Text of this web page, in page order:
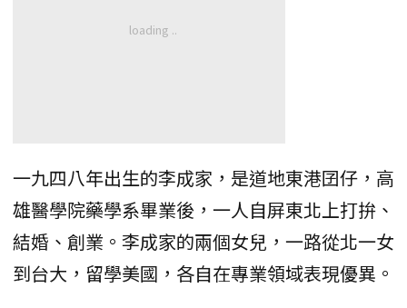
一九四八年出生的李成家，是道地東港囝仔，高
雄醫學院藥學系畢業後，一人自屏東北上打拚、
結婚、創業。李成家的兩個女兒，一路從北一女
到台大，留學美國，各自在專業領域表現優異。